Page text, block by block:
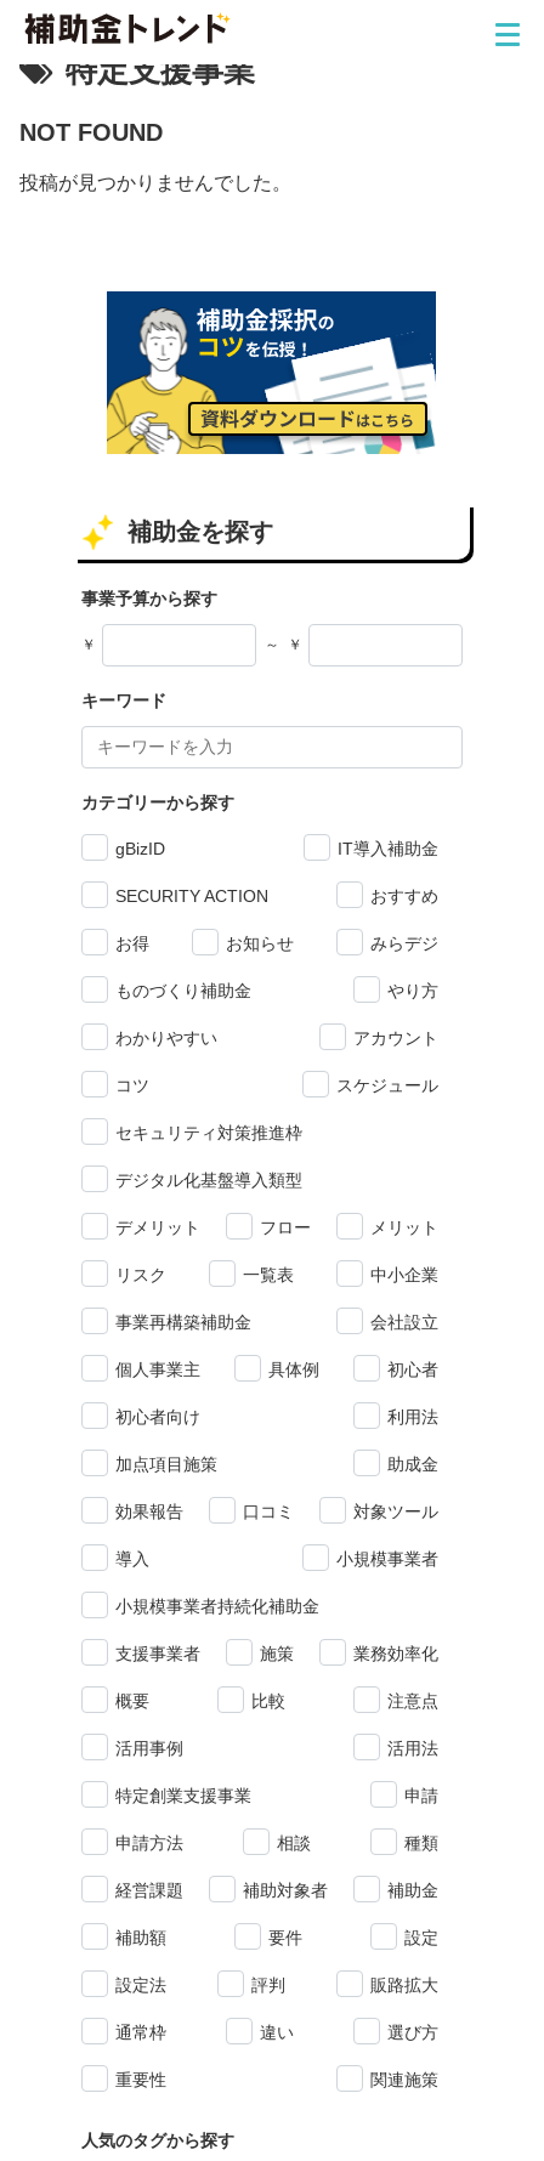
特定支援事業
NOT FOUND
投稿が見つかりませんでした。
補助金を探す
事業予算から探す
￥ ～ ￥
キーワード
カテゴリーから探す
gBizID IT導入補助金
SECURITY ACTION おすすめ
お得 お知らせ みらデジ
ものづくり補助金 やり方
わかりやすい アカウント
コツ スケジュール
セキュリティ対策推進枠
デジタル化基盤導入類型
デメリット フロー メリット
リスク 一覧表 中小企業
事業再構築補助金 会社設立
個人事業主 具体例 初心者
初心者向け 利用法
加点項目施策 助成金
効果報告 口コミ 対象ツール
導入 小規模事業者
小規模事業者持続化補助金
支援事業者 施策 業務効率化
概要 比較 注意点
活用事例 活用法
特定創業支援事業 申請
申請方法 相談 種類
経営課題 補助対象者 補助金
補助額 要件 設定
設定法 評判 販路拡大
通常枠 違い 選び方
重要性 関連施策
人気のタグから探す